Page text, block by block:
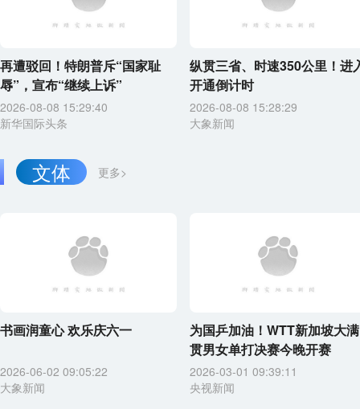
再遭驳回！特朗普斥“国家耻
辱”，宣布“继续上诉”
2026-08-08 15:29:40
新华国际头条
纵贯三省、时速350公里！进
开通倒计时
2026-08-08 15:28:29
大象新闻
更多>
文体
书画润童心 欢乐庆六一
2026-06-02 09:05:22
大象新闻
为国乒加油！WTT新加坡大满
贯男女单打决赛今晚开赛
2026-03-01 09:39:11
央视新闻